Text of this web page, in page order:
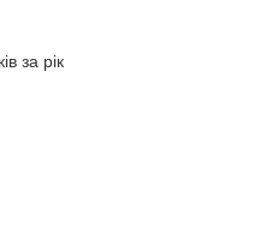
за рік